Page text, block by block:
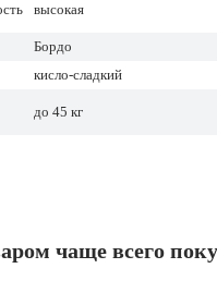
высокая
Бордо
кисло-сладкий
до 45 кг
чаще всего